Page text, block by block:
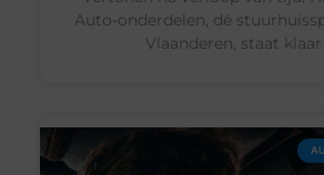
Auto-onderdelen, dé
Vlaanderen, staat